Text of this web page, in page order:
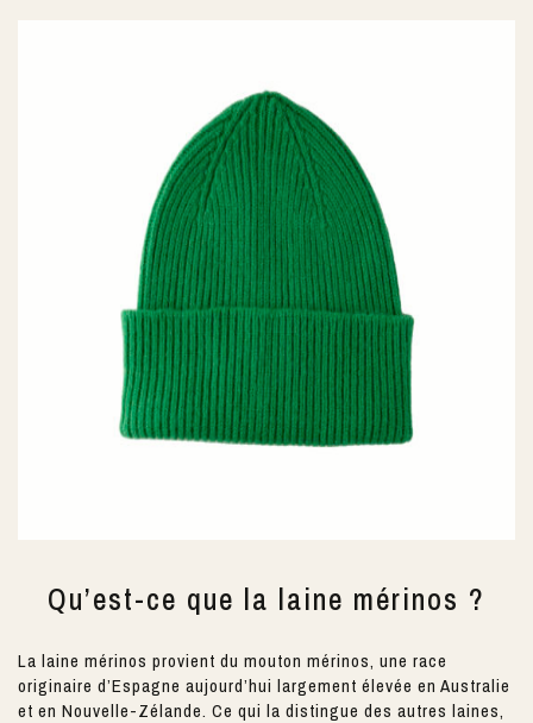
Qu’est-ce que la laine mérinos ?
La laine mérinos provient du mouton mérinos, une race
originaire d’Espagne aujourd’hui largement élevée en Australie
et en Nouvelle-Zélande. Ce qui la distingue des autres laines,